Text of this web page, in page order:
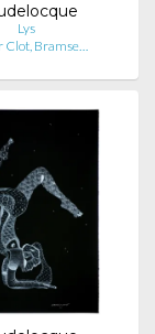
Lys
Clot, Bramse…